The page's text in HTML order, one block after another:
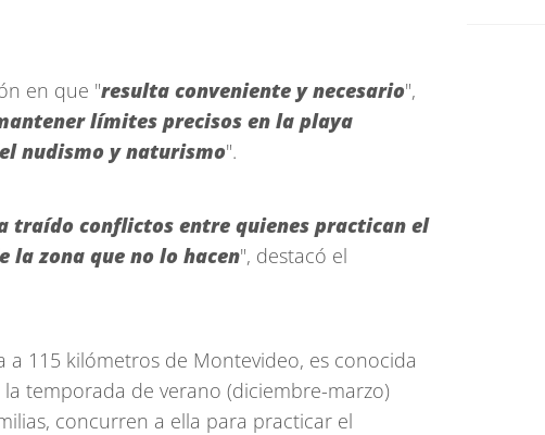
en que "resulta conveniente y necesario",
límites precisos en la playa
nudismo y naturismo".
traído conflictos entre quienes practican el
la zona que no lo hacen", destacó el
a 115 kilómetros de Montevideo, es conocida
temporada de verano (diciembre-marzo)
concurren a ella para practicar el